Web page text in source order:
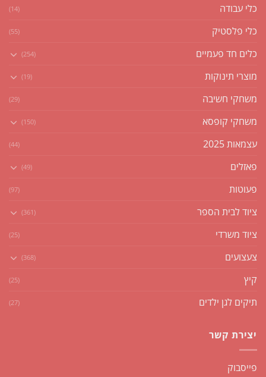
כלי עבודה (14)
כלי פלסטיק (55)
כלים חד פעמיים (254)
מוצרי תינוקות (19)
משחקי חשיבה (29)
משחקי קופסא (150)
עצמאות 2025 (44)
פאזלים (49)
פעוטות (97)
ציוד לבית הספר (361)
ציוד משרדי (25)
צעצועים (368)
קיץ (25)
תיקים לגן ילדים (27)
יצירת קשר
פייסבוק